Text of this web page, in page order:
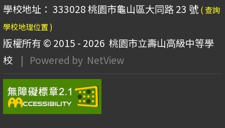
學校地址： 333028 桃園市龜山區大同路 23 號 ( 查詢
學校地理位置 )
版權所有 © 2015 - 2026 桃園市立壽山高級中等學
校
| Powered by NetView